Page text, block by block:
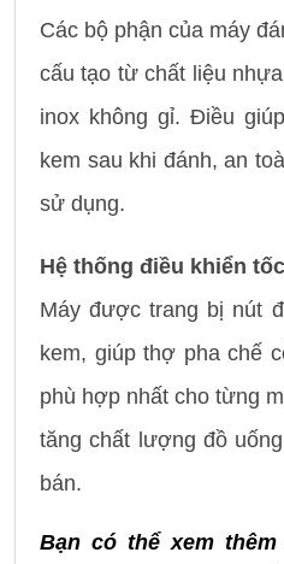
Các bộ phận của máy
cấu tạo từ chất liệu
inox không gỉ. Điều
kem sau khi đánh, an
sử dụng.
Hệ thống điều khiển
Máy được trang bị nút
kem, giúp thợ pha chế
phù hợp nhất cho từng
tăng chất lượng đồ
bán.
Bạn có thể xem